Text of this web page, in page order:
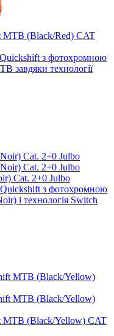
MTB (Black/Red) CAT
з фотохромною
завдяки технології
Cat. 2+0 Julbo
з фотохромною
і технологія Switch
MTB (Black/Yellow) CAT